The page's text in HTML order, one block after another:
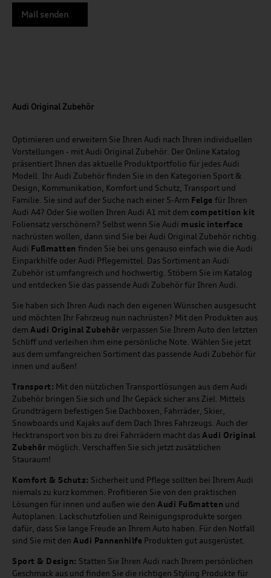
Mail senden
Audi Original Zubehör
Optimieren und erweitern Sie Ihren Audi nach Ihren individuellen
Vorstellungen - mit Audi Original Zubehör. Der Online Katalog
präsentiert Ihnen das aktuelle Produktportfolio für jedes Audi
Modell. Ihr Audi Zubehör finden Sie in den Kategorien Sport &
Design, Kommunikation, Komfort und Schutz, Transport und
Familie. Sie sind auf der Suche nach einer 5-Arm Felge für Ihren
Audi A4? Oder Sie wollen Ihren Audi A1 mit dem competition kit
Foliensatz verschönern? Selbst wenn Sie Audi music interface
nachrüsten wollen, dann sind Sie bei Audi Original Zubehör richtig.
Audi Fußmatten finden Sie bei uns genauso einfach wie die Audi
Einparkhilfe oder Audi Pflegemittel. Das Sortiment an Audi
Zubehör ist umfangreich und hochwertig. Stöbern Sie im Katalog
und entdecken Sie das passende Audi Zubehör für Ihren Audi.
Sie haben sich Ihren Audi nach den eigenen Wünschen ausgesucht
und möchten Ihr Fahrzeug nun nachrüsten? Mit den Produkten aus
dem Audi Original Zubehör verpassen Sie Ihrem Auto den letzten
Schliff und verleihen ihm eine persönliche Note. Wählen Sie jetzt
aus dem umfangreichen Sortiment das passende Audi Zubehör für
innen und außen!
Transport: Mit den nützlichen Transportlösungen aus dem Audi
Zubehör bringen Sie sich und Ihr Gepäck sicher ans Ziel. Mittels
Grundträgern befestigen Sie Dachboxen, Fahrräder, Skier,
Snowboards und Kajaks auf dem Dach Ihres Fahrzeugs. Auch der
Hecktransport von bis zu drei Fahrrädern macht das Audi Original
Zubehör möglich. Verschaffen Sie sich jetzt zusätzlichen
Stauraum!
Komfort & Schutz: Sicherheit und Pflege sollten bei Ihrem Audi
niemals zu kurz kommen. Profitieren Sie von den praktischen
Lösungen für innen und außen wie den Audi Fußmatten und
Autoplanen. Lackschutzfolien und Reinigungsprodukte sorgen
dafür, dass Sie lange Freude an Ihrem Auto haben. Für den Notfall
sind Sie mit den Audi Pannenhilfe Produkten gut ausgerüstet.
Sport & Design: Statten Sie Ihren Audi nach Ihrem persönlichen
Geschmack aus und finden Sie die richtigen Styling Produkte für